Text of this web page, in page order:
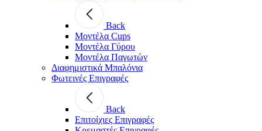
Back
Μοντέλα Cups
Μοντέλα Γύρου
Μοντέλα Παγωτών
Διαφημιστικά Μπαλόνια
Φωτεινές Επιγραφές
Back
Επιτοίχιες Επιγραφές